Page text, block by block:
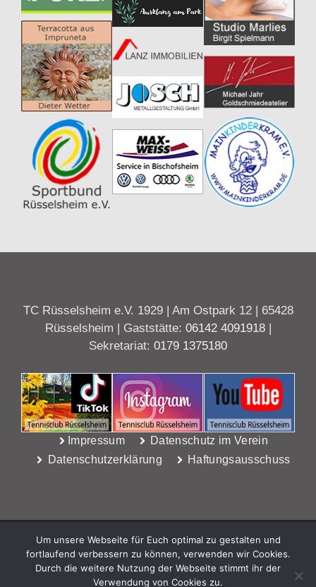
TC Rüsselsheim e.V. 1929 | Am Ostpark 12 | 65428
Rüsselsheim | Gaststätte: 06142 4091918|
Sekretariat: 0179 1375180
Impressum
Datenschutz im Verein
Datenschutzerklärung
Haftungsausschuss
Um unsere Webseite für Euch optimal zu gestalten und
fortlaufend verbessern zu können, verwenden wir Cookies.
Durch die weitere Nutzung der Webseite stimmt ihr der
Verwendung von Cookies zu.